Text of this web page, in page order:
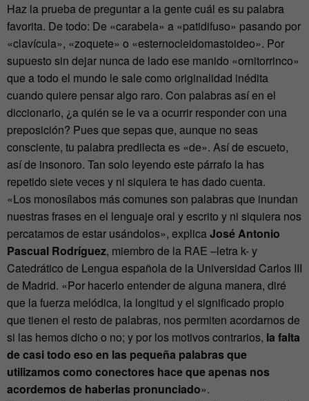
Haz la prueba de preguntar a la gente cuál es su palabra
favorita. De todo: De «carabela» a «patidifuso» pasando por
«clavícula», «zoquete» o «esternocleidomastoideo». Por
supuesto sin dejar nunca de lado ese manido «ornitorrinco»
que a todo el mundo le sale como originalidad inédita
cuando quiere pensar algo raro. Con palabras así en el
diccionario, ¿a quién se le va a ocurrir responder con una
preposición? Pues que sepas que, aunque no seas
consciente, tu palabra predilecta es «de». Así de escueto,
así de insonoro. Tan solo leyendo este párrafo la has
repetido siete veces y ni siquiera te has dado cuenta.
«Los monosílabos más comunes son palabras que inundan
nuestras frases en el lenguaje oral y escrito y ni siquiera nos
percatamos de estar usándolos», explicaJosé Antonio
Pascual Rodríguez, miembro de la RAE –letra k- y
Catedrático de Lengua española de la Universidad Carlos III
de Madrid. «Por hacerlo entender de alguna manera, diré
que la fuerza melódica, la longitud y el significado propio
que tienen el resto de palabras, nos permiten acordarnos de
si las hemos dicho o no; y por los motivos contrarios, la falta
de casi todo eso en las pequeña palabras que
utilizamos como conectores hace que apenas nos
acordemos de haberlas pronunciado».